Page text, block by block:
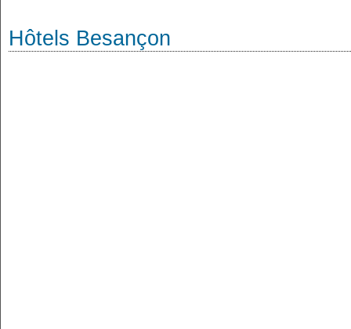
Hôtels Besançon